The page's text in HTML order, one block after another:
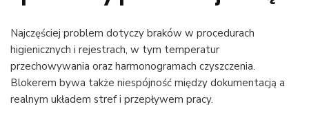
Najczęściej problem dotyczy braków w procedurach
higienicznych i rejestrach, w tym temperatur
przechowywania oraz harmonogramach czyszczenia.
Blokerem bywa także niespójność między dokumentacją a
realnym układem stref i przepływem pracy.